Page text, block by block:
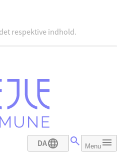
respektive indhold.
DA Menu